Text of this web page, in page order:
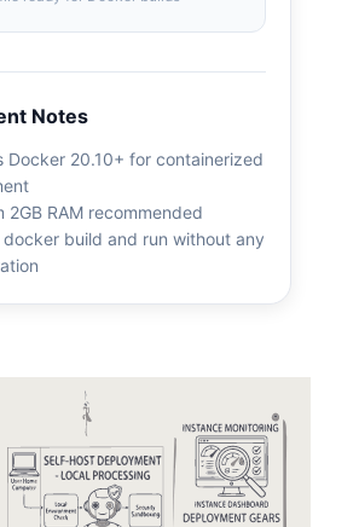
Notes
Docker 20.10+ for containerized
2GB RAM recommended
build and run without any